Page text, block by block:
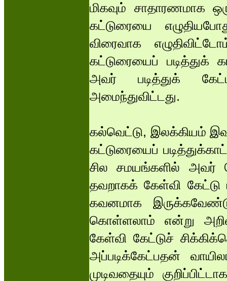
மிகவும் சாதாரணமாக
கட்டுரையை
விரைவாக
கட்டுரையைப் படித்துக்
அவர் படித்துக்
அமைந்துவிட்டது.
கல்வெட்டு, இலக்கியம்
கட்டுரையைப்
சில சமயங்களில் அவர்
தவறாகக் கேள்வி கேட்டு
கவனமாக
கொள்ளலாம் என்று
கேள்வி கேட்டுச்
அப்படிக்கேட்பதன்
முடிவதையும்